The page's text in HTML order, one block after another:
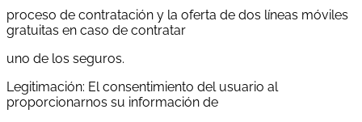
proceso de contratación y la oferta de dos líneas móviles
gratuitas en caso de contratar
uno de los seguros.
Legitimación: El consentimiento del usuario al
proporcionarnos su información de